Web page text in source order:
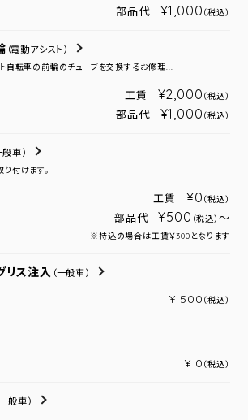
部品代 ¥1,000 （税込）
（電動アシスト）
自転車の前輪のチューブを交換するお修理...
工賃 ¥2,000 （税込）
部品代 ¥1,000 （税込）
般車）
付けます。
工賃 ¥0 （税込）
部品代 ¥500 （税込） ～
※持込の場合は工賃￥300となります
リス注入 （一般車）
¥ 500 （税込）
¥ 0 （税込）
一般車）